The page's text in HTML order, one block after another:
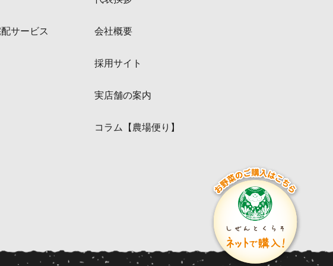
サービス 会社概要
採用サイト
実店舗の案内
コラム【農場便り】